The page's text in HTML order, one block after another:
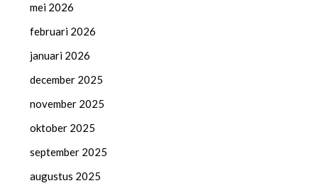
mei 2026
februari 2026
januari 2026
december 2025
november 2025
oktober 2025
september 2025
augustus 2025